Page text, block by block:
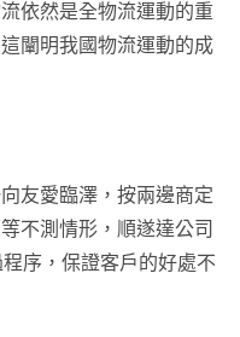
依然是全物流運動的重
闡明我國物流運動的成
友愛臨澤，按兩邊商定
不測情形，順遂達公司
序，保證客戶的好處不